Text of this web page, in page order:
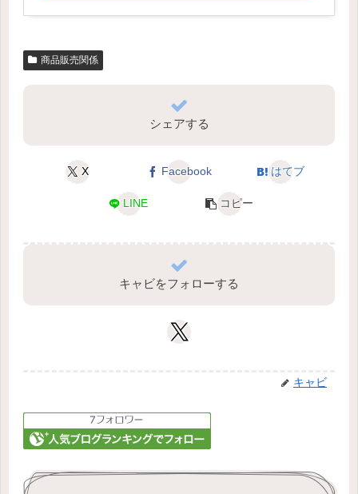
商品販売関係
シェアする
X Facebook はてブ
LINE コピー
キャビをフォローする
キャビ